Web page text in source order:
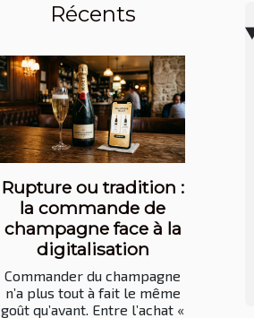
Récents
Rupture ou tradition :
la commande de
champagne face à la
digitalisation
Commander du champagne
n’a plus tout à fait le même
goût qu’avant. Entre l’achat «